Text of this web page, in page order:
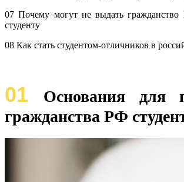
07 Почему могут не выдать
студенту
08 Как стать студентом-отличников в
01
Основания для
гражданства РФ